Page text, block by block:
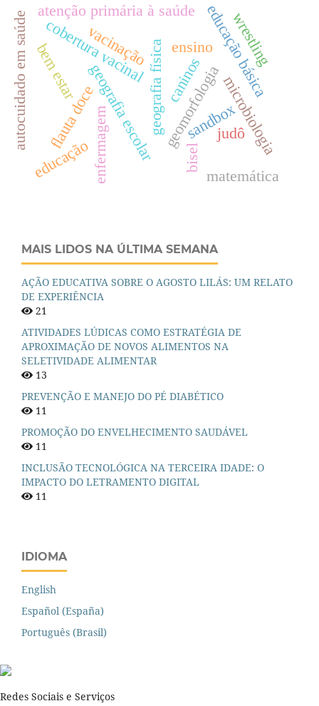
geografia físicageomorfologia
geografia escolar sandbox
cobertura vacinal
enfermagem
vacinação
microbiologia
ensinoeducação básica
bisel
flauta doce
matemática
atenção primária à saúde
bem estar
autocuidado em saúde
educação
judô
wrestling
caninos
MAIS LIDOS NA ÚLTIMA SEMANA
AÇÃO EDUCATIVA SOBRE O AGOSTO LILÁS: UM RELATO
DE EXPERIÊNCIA
21
ATIVIDADES LÚDICAS COMO ESTRATÉGIA DE
APROXIMAÇÃO DE NOVOS ALIMENTOS NA
SELETIVIDADE ALIMENTAR
13
PREVENÇÃO E MANEJO DO PÉ DIABÉTICO
11
PROMOÇÃO DO ENVELHECIMENTO SAUDÁVEL
11
INCLUSÃO TECNOLÓGICA NA TERCEIRA IDADE: O
IMPACTO DO LETRAMENTO DIGITAL
11
IDIOMA
English
Español (España)
Português (Brasil)
Redes Sociais e Serviços